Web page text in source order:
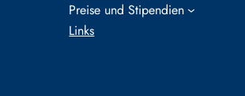
Preise und Stipendien
Links